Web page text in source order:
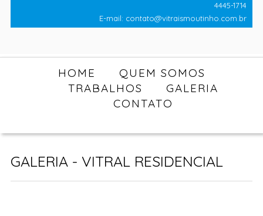
4445-1714
E-mail: contato@vitraismoutinho.com.br
HOME
QUEM SOMOS
TRABALHOS
GALERIA
CONTATO
GALERIA - VITRAL RESIDENCIAL